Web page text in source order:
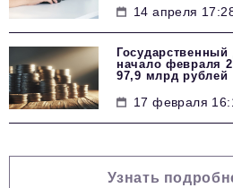
14 апреля
Государственный
начало февраля
97,9 млрд рублей
17 февраля
Узнать